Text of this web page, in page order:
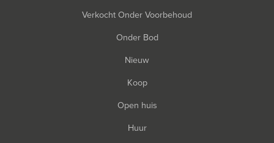
Verkocht Onder Voorbehoud
Onder Bod
Nieuw
Koop
Open huis
Huur